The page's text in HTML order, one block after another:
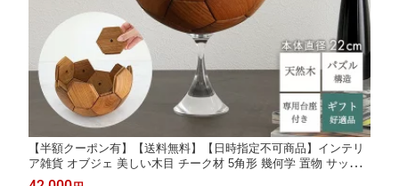
【半額クーポン有】【送料無料】【日時指定不可商品】インテリ
ア雑貨 オブジェ 美しい木目 チーク材 5角形 幾何学 置物 サッカ
ーボールオブジェ 木製 置物 オブジェ 雑貨 装飾 インテリア グッ